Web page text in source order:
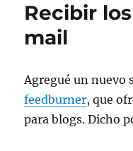
en
Recibir
mail
Agregué un nuevo
feedburner, que
para blogs. Dicho